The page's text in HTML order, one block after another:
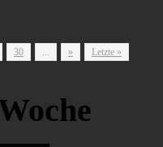
30 ... » Letzte »